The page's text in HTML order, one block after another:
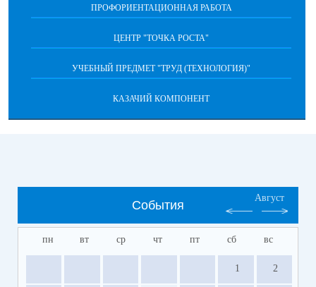
ПРОФОРИЕНТАЦИОННАЯ РАБОТА
ЦЕНТР "ТОЧКА РОСТА"
УЧЕБНЫЙ ПРЕДМЕТ "ТРУД (ТЕХНОЛОГИЯ)"
КАЗАЧИЙ КОМПОНЕНТ
События
Август
пн вт ср чт пт сб вс
1 2